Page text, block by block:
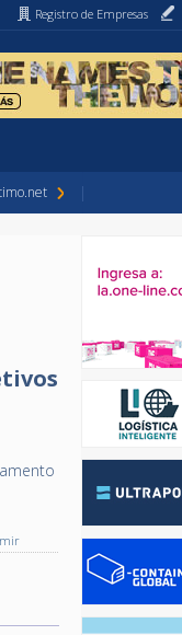
Registro de Empresas